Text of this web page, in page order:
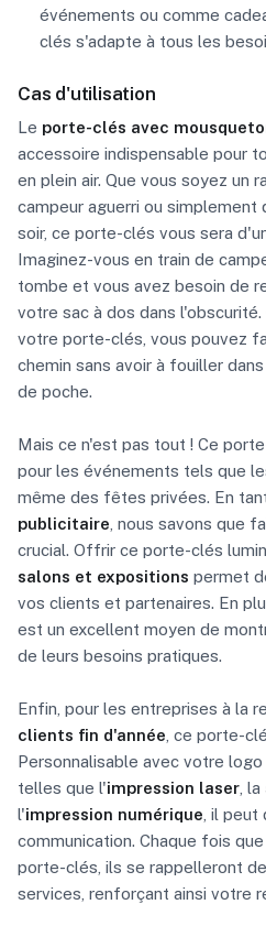
événements ou comme
clés s'adapte à tous les
Cas d'utilisation
Le porte-clés avec
accessoire indispensable pour
en plein air. Que vous soyez un
campeur aguerri ou simplement
soir, ce porte-clés vous sera
Imaginez-vous en train de
tombe et vous avez besoin de
votre sac à dos dans
votre porte-clés, vous pouvez
chemin sans avoir à fouiller
de poche.
Mais ce n'est pas tout ! Ce
pour les événements tels que
même des fêtes privées. En
publicitaire , nous savons que
crucial. Offrir ce porte-clés
salons et expositions permet
vos clients et partenaires. En
est un excellent moyen de
de leurs besoins pratiques.
Enfin, pour les entreprises à la
clients fin d'année , ce porte-
Personnalisable avec votre
telles que l'impression laser , la
l'impression numérique , il
communication. Chaque fois
porte-clés, ils se rappelleront
services, renforçant ainsi votre